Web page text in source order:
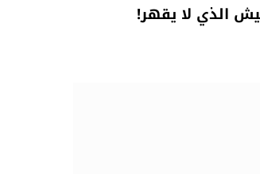
الذي لا يقهر!